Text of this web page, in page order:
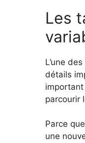
Les
L’une
détails
parcourir
Parce
une